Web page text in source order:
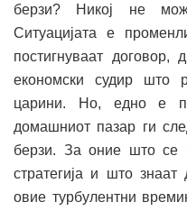
берзи? Никој не
Ситуацијата е
постигнуваат договор,
економски судир што
царини. Но, едно е
домашниот пазар ги
берзи. За оние што се
стратегија и што
овие турбулентни